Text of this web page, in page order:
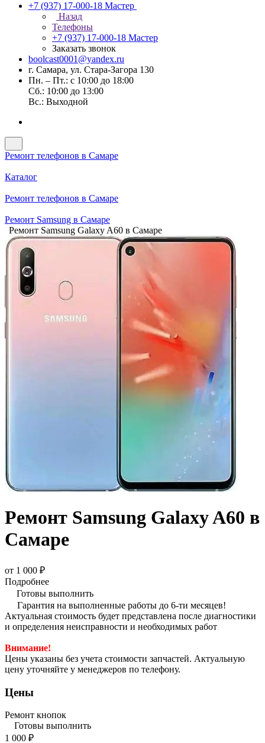
+7 (937) 17-000-18 Мастер
Назад
Телефоны
+7 (937) 17-000-18 Мастер
Заказать звонок
boolcast0001@yandex.ru
г. Самара, ул. Стара-Загора 130
Пн. – Пт.: с 10:00 до 18:00
Сб.: 10:00 до 13:00
Вс.: Выходной
Ремонт телефонов в Самаре
Каталог
Ремонт телефонов в Самаре
Ремонт Samsung в Самаре
Ремонт Samsung Galaxy A60 в Самаре
Ремонт Samsung Galaxy A60 в
Самаре
от 1 000 ₽
Подробнее
Готовы выполнить
Гарантия на выполненные работы до 6-ти месяцев!
Актуальная стоимость будет представлена после диагностики
и определения неисправности и необходимых работ
Внимание!
Цены указаны без учета стоимости запчастей. Актуальную
цену уточняйте у менеджеров по телефону.
Цены
Ремонт кнопок
Готовы выполнить
1 000 ₽